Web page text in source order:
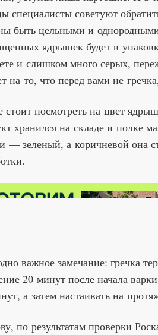
специалисты советуют
быть цельными и
ядрышек будет в
и слишком много серых,
на то, что перед вами не
стоит посмотреть на цвет
хранился на складе и полке
— зеленый, а коричневой она
важное замечание: гречка
20 минут после начала
а затем настаивать на
по результатам проверки